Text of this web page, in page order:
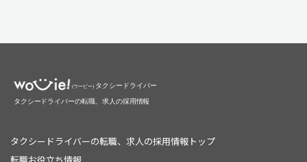
タクシードライバーの転職、求人の採用情報トップ